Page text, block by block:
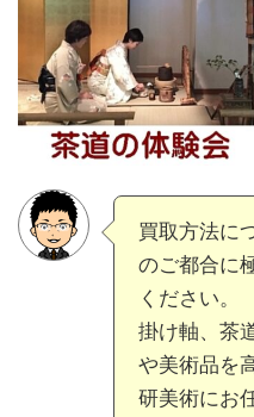
買取方法に
のご都合に
ください。
掛け軸、茶
や美術品を
研美術にお